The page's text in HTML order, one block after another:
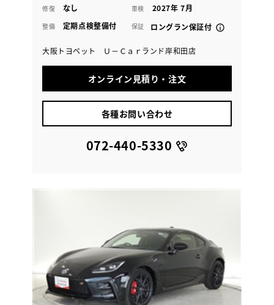
修復 なし 車検 2027年 7月
整備 定期点検整備付 保証 ロングラン保証付
大阪トヨペット Ｕ－Ｃａｒランド岸和田店
オンライン見積り・注文
各種お問い合わせ
072-440-5330